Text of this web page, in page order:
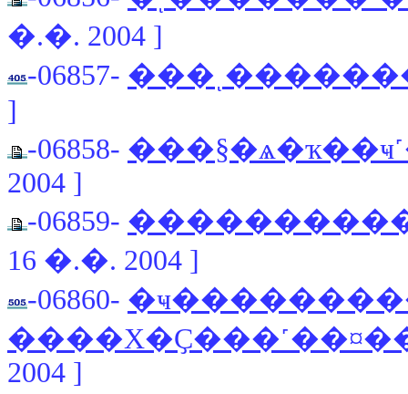
�.�. 2004 ]
-06857-
]
-06858-
2004 ]
-06859-
16 �.�. 2004 ]
-06860-
2004 ]